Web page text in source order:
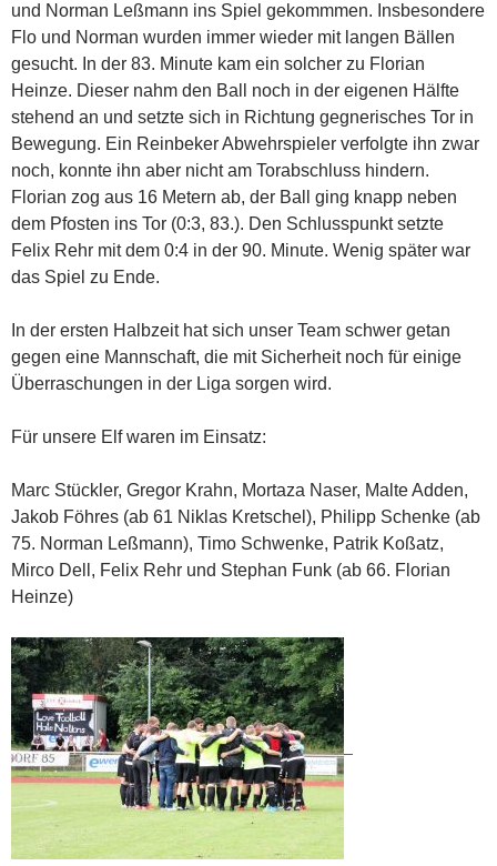
und Norman Leßmann ins Spiel gekommmen. Insbesondere
Flo und Norman wurden immer wieder mit langen Bällen
gesucht. In der 83. Minute kam ein solcher zu Florian
Heinze. Dieser nahm den Ball noch in der eigenen Hälfte
stehend an und setzte sich in Richtung gegnerisches Tor in
Bewegung. Ein Reinbeker Abwehrspieler verfolgte ihn zwar
noch, konnte ihn aber nicht am Torabschluss hindern.
Florian zog aus 16 Metern ab, der Ball ging knapp neben
dem Pfosten ins Tor (0:3, 83.). Den Schlusspunkt setzte
Felix Rehr mit dem 0:4 in der 90. Minute. Wenig später war
das Spiel zu Ende.
In der ersten Halbzeit hat sich unser Team schwer getan
gegen eine Mannschaft, die mit Sicherheit noch für einige
Überraschungen in der Liga sorgen wird.
Für unsere Elf waren im Einsatz:
Marc Stückler, Gregor Krahn, Mortaza Naser, Malte Adden,
Jakob Föhres (ab 61 Niklas Kretschel), Philipp Schenke (ab
75. Norman Leßmann), Timo Schwenke, Patrik Koßatz,
Mirco Dell, Felix Rehr und Stephan Funk (ab 66. Florian
Heinze)